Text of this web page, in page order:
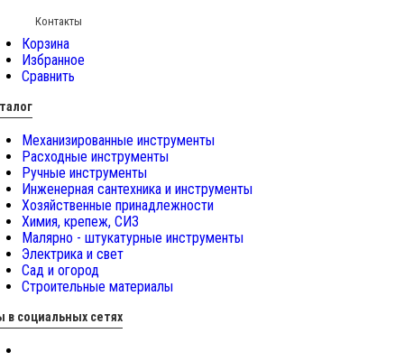
Контакты
Корзина
Избранное
Сравнить
Механизированные инструменты
Расходные инструменты
Ручные инструменты
Инженерная сантехника и инструменты
Хозяйственные принадлежности
Химия, крепеж, СИЗ
Малярно - штукатурные инструменты
Электрика и свет
Сад и огород
Строительные материалы
в социальных сетях